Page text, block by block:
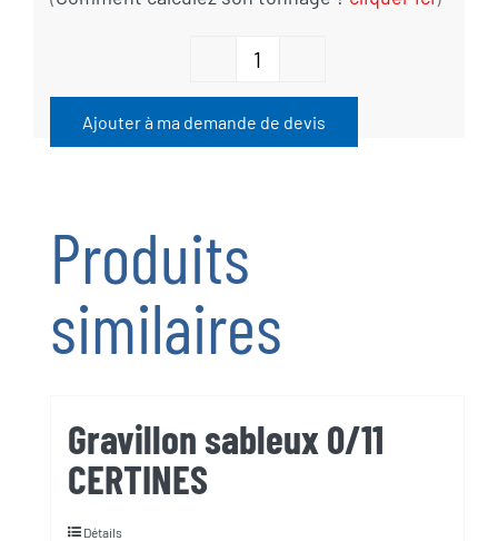
quantité
Ajouter à ma demande de devis
Produits
similaires
Gravillon sableux 0/11
CERTINES
Détails